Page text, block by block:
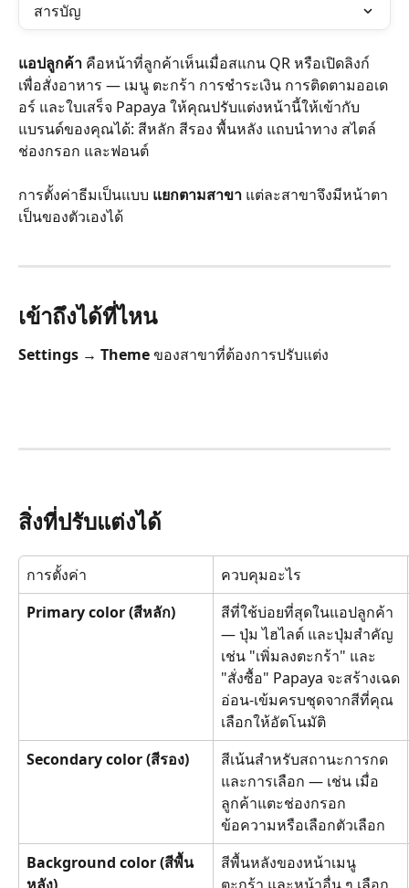
สารบัญ
แอปลูกค้า คือหน้าที่ลูกค้าเห็นเมื่อสแกน QR หรือเปิดลิงก์
เพื่อสั่งอาหาร — เมนู ตะกร้า การชำระเงิน การติดตามออเด
อร์ และใบเสร็จ Papaya ให้คุณปรับแต่งหน้านี้ให้เข้ากับ
แบรนด์ของคุณได้: สีหลัก สีรอง พื้นหลัง แถบนำทาง สไตล์
ช่องกรอก และฟอนต์
การตั้งค่าธีมเป็นแบบ แยกตามสาขา แต่ละสาขาจึงมีหน้าตา
เป็นของตัวเองได้
เข้าถึงได้ที่ไหน
Settings → Theme ของสาขาที่ต้องการปรับแต่ง
สิ่งที่ปรับแต่งได้
การตั้งค่า
ควบคุมอะไร
Primary color (สีหลัก)
สีที่ใช้บ่อยที่สุดในแอปลูกค้า
— ปุ่ม ไฮไลต์ และปุ่มสำคัญ
เช่น "เพิ่มลงตะกร้า" และ
"สั่งซื้อ" Papaya จะสร้างเฉด
อ่อน-เข้มครบชุดจากสีที่คุณ
เลือกให้อัตโนมัติ
Secondary color (สีรอง)
สีเน้นสำหรับสถานะการกด
และการเลือก — เช่น เมื่อ
ลูกค้าแตะช่องกรอก
ข้อความหรือเลือกตัวเลือก
Background color (สีพื้น
สีพื้นหลังของหน้าเมนู